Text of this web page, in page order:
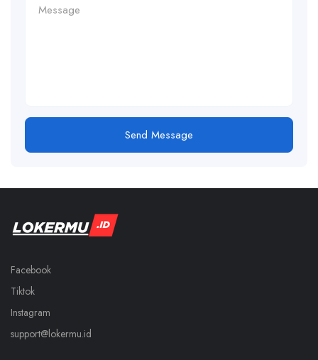
Send Message
Facebook
Tiktok
Instagram
support@lokermu.id